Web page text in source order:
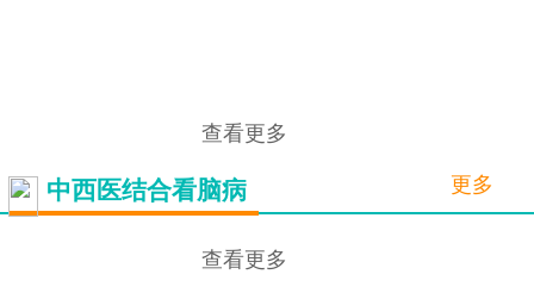
查看更多
中西医结合看脑病 更多
查看更多